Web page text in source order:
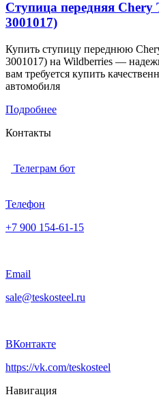
Ступица передняя Chery
3001017)
Купить ступицу переднюю
3001017) на Wildberries —
вам требуется купить
автомобиля
Подробнее
Контакты
Телеграм бот
Телефон
+7 900 154-61-15
Email
sale@teskosteel.ru
ВКонтакте
https://vk.com/teskosteel
Навигация